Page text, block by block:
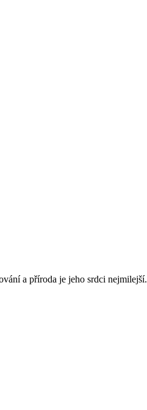
a příroda je jeho srdci nejmilejší.